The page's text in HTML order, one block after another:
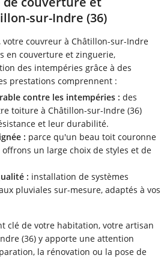
Rejoignez-
Restez
INSCRIPTION
sur-Indre (36)
couvreur à Châtillon-sur-Indre
en couverture et zinguerie,
des intempéries grâce à des
prestations comprennent :
contre les intempéries : des
toiture à Châtillon-sur-Indre (36)
et leur durabilité.
: parce qu'un beau toit couronne
un large choix de styles et de
: installation de systèmes
pluviales sur-mesure, adaptés à vos
clé de votre habitation, votre artisan
(36) y apporte une attention
la rénovation ou la pose de